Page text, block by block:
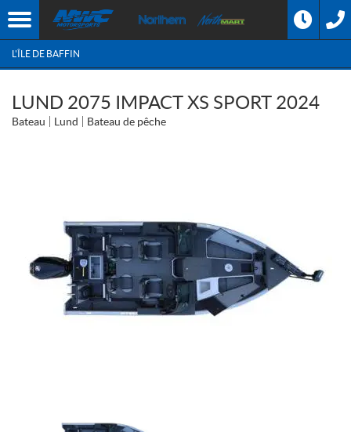
L'ÎLE DE BAFFIN
LUND 2075 IMPACT XS SPORT 2024
Bateau Lund Bateau de pêche